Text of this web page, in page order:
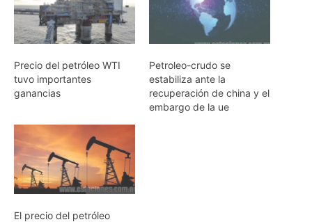
Precio del petróleo WTI
tuvo importantes
ganancias
Petroleo-crudo se
estabiliza ante la
recuperación de china y el
embargo de la ue
El precio del petróleo